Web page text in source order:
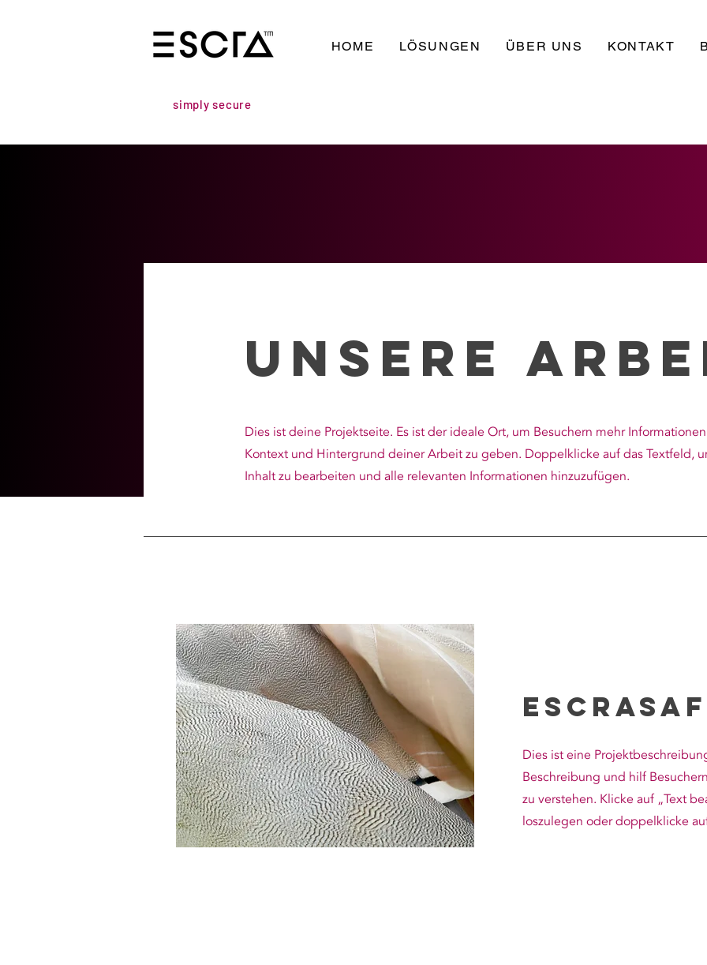
HOME LÖSUNGEN ÜBER UNS KONTAKT
simply secure
Unsere
Dies ist deine Projektseite. Es ist der ideale Ort, um Besuchern mehr
Kontext und Hintergrund deiner Arbeit zu geben. Doppelklicke auf das Textfeld,
Inhalt zu bearbeiten und alle relevanten Informationen hinzuzufügen.
Dies ist eine
Beschreibung und hilf
zu verstehen. Klicke auf „Text
loszulegen oder doppelklicke